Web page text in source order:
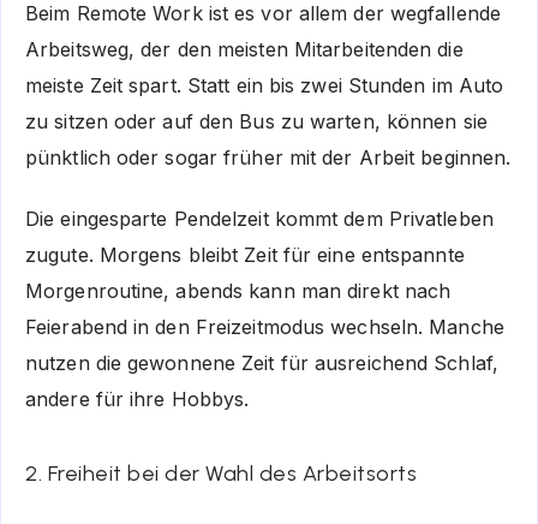
Beim Remote Work ist es vor allem der wegfallende
Arbeitsweg, der den meisten Mitarbeitenden die
meiste Zeit spart. Statt ein bis zwei Stunden im Auto
zu sitzen oder auf den Bus zu warten, können sie
pünktlich oder sogar früher mit der Arbeit beginnen.
Die eingesparte Pendelzeit kommt dem Privatleben
zugute. Morgens bleibt Zeit für eine entspannte
Morgenroutine, abends kann man direkt nach
Feierabend in den Freizeitmodus wechseln. Manche
nutzen die gewonnene Zeit für ausreichend Schlaf,
andere für ihre Hobbys.
2. Freiheit bei der Wahl des Arbeitsorts